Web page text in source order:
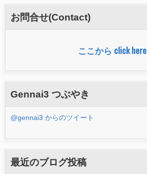
フ
ォ
お問合せ(Contact)
ここから click here
Gennai3 つぶやき
@gennai3 からのツイート
最近のブログ投稿